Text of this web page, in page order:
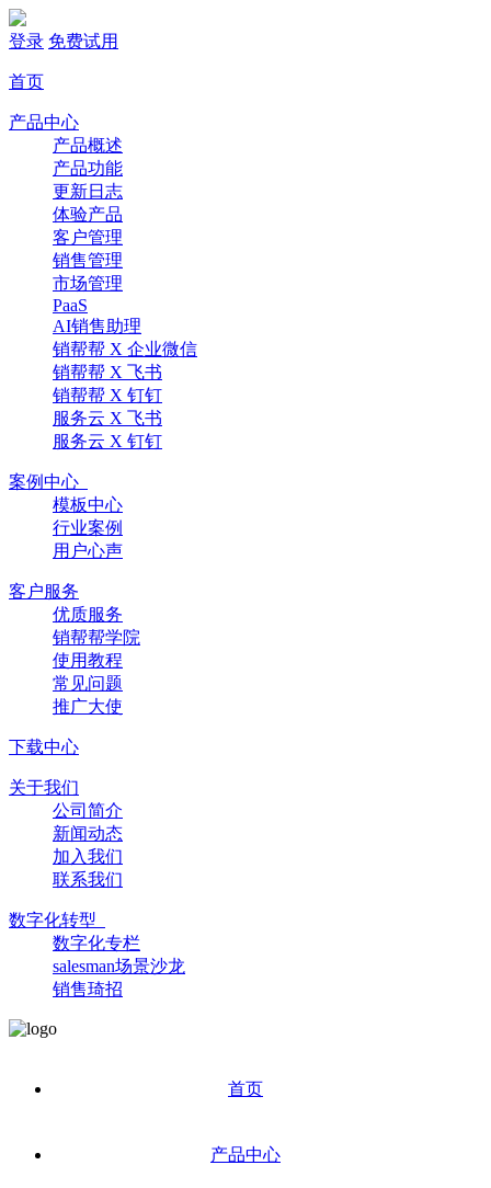
登录 免费试用
首页
产品中心
产品概述
产品功能
更新日志
体验产品
客户管理
销售管理
市场管理
PaaS
AI销售助理
销帮帮 X 企业微信
销帮帮 X 飞书
销帮帮 X 钉钉
服务云 X 飞书
服务云 X 钉钉
案例中心
模板中心
行业案例
用户心声
客户服务
优质服务
销帮帮学院
使用教程
常见问题
推广大使
下载中心
关于我们
公司简介
新闻动态
加入我们
联系我们
数字化转型
数字化专栏
salesman场景沙龙
销售琦招
首页
产品中心